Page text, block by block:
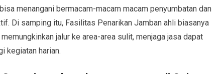
menangani bermacam-macam macam penyumbatan dan
Di samping itu, Fasilitas Penarikan Jamban ahli biasanya
jalur ke area-area sulit, menjaga jasa dapat
kegiatan harian.